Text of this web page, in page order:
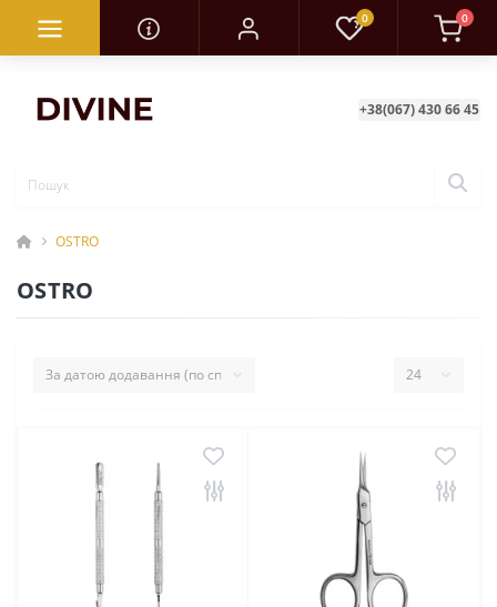
0 0
+38(067) 430 66 45
OSTRO
OSTRO